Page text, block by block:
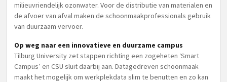
milieuvriendelijk ozonwater. Voor de distributie van materialen en
de afvoer van afval maken de schoonmaakprofessionals gebruik
van duurzaam vervoer.
Op weg naar een innovatieve en duurzame campus
Tilburg University zet stappen richting een zogeheten ‘Smart
Campus’ en CSU sluit daarbij aan. Datagedreven schoonmaak
maakt het mogelijk om werkplekdata slim te benutten en zo kan